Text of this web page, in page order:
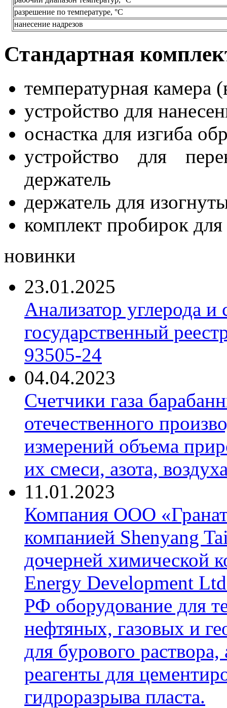
разрешение по температуре, °С
нанесение надрезов
Стандартная
температурная камера
устройство для
оснастка для изгиба
устройство для
держатель
держатель для
комплект пробирок
новинки
23.01.2025
Анализатор углерода
государственный
93505-24
04.04.2023
Счетчики газа
отечественного
измерений объема
их смеси, азота,
11.01.2023
Компания ООО
компанией Shenyang
дочерней химической
Energy Development
РФ оборудование для
нефтяных, газовых и
для бурового
реагенты для
гидроразрыва пласта.